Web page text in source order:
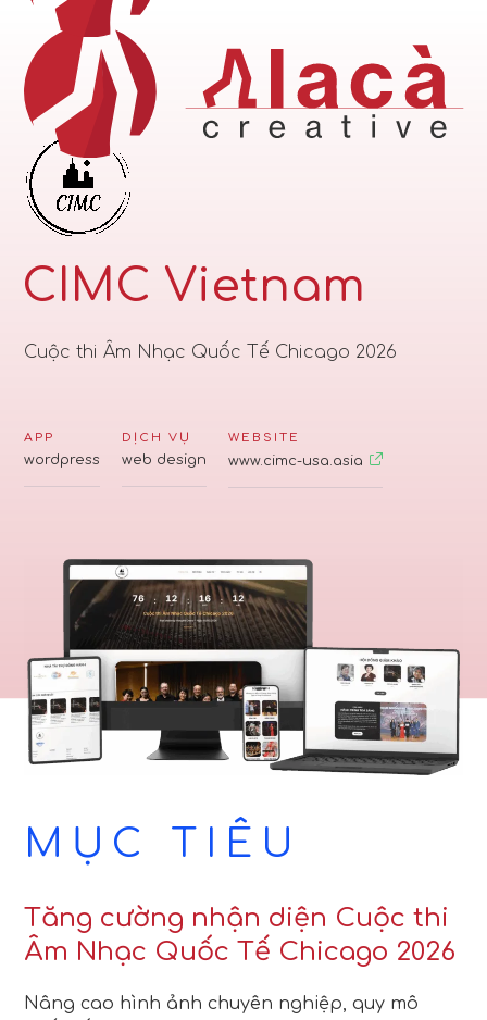
CIMC Vietnam
Cuộc thi Âm Nhạc Quốc Tế Chicago 2026
APP
wordpress
DỊCH VỤ
web design
WEBSITE
www.cimc-usa.asia
MỤC TIÊU
Tăng cường nhận diện Cuộc thi
Âm Nhạc Quốc Tế Chicago 2026
Nâng cao hình ảnh chuyên nghiệp, quy mô